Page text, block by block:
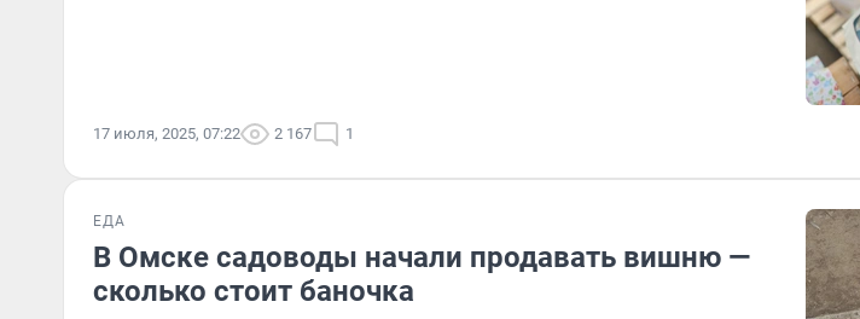
17 июля, 2025, 07:22 2 167 1
ЕДА
В Омске садоводы начали продавать вишню —
сколько стоит баночка